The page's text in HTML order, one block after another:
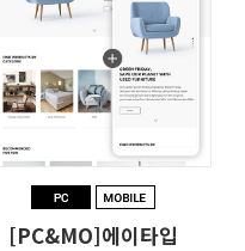
[PC&MO]에이타입